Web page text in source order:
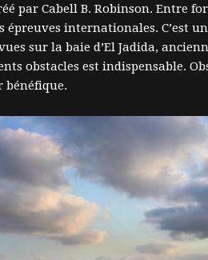
par Cabell B. Robinson. Entre
internationales. C’est
sur la baie d’El Jadida,
obstacles est indispensable.
bénéfique.